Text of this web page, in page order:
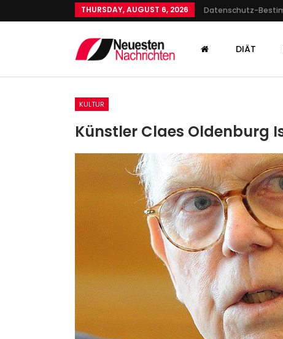
THURSDAY, AUGUST 6, 2026 Datenschutz-
DIÄT
KULTUR
Künstler Claes Oldenburg
KULTUR
Wegweisend Und Doch Zu
NFTs Im Centre Pompidou
Admin May 21, 2023
KULTUR